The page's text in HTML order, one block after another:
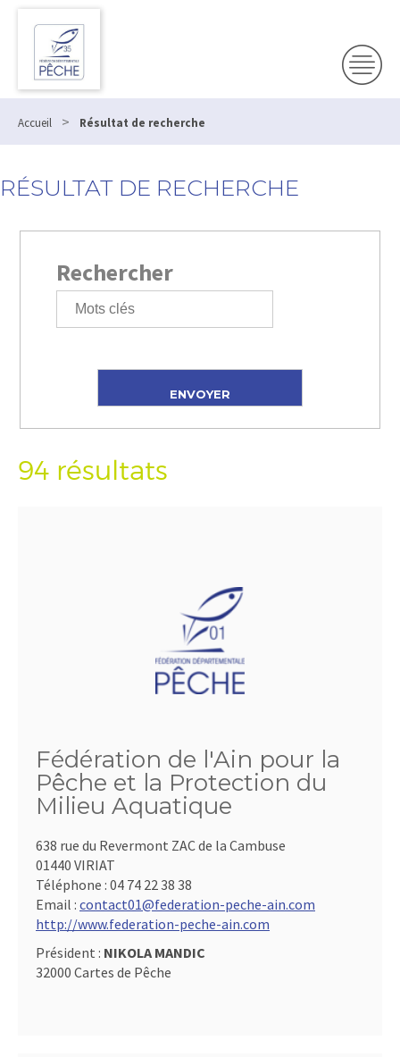
Accueil > Résultat de recherche
RÉSULTAT DE RECHERCHE
Rechercher
94 résultats
Fédération de l'Ain pour la
Pêche et la Protection du
Milieu Aquatique
638 rue du Revermont ZAC de la Cambuse
01440 VIRIAT
Téléphone : 04 74 22 38 38
Email : contact01@federation-peche-ain.com
http://www.federation-peche-ain.com
Président : NIKOLA MANDIC
32000 Cartes de Pêche